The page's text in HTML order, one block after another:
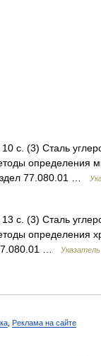
с. (3) Сталь
определения
77.080.01 …
с. (3) Сталь
определения
…
Реклама на сайте